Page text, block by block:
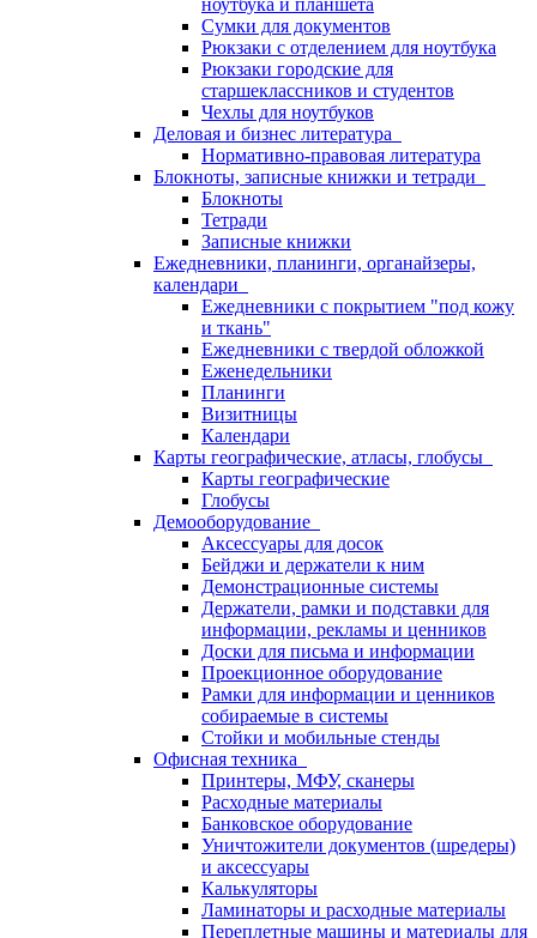
ноутбука и планшета
Сумки для документов
Рюкзаки с отделением для ноутбука
Рюкзаки городские для
старшеклассников и студентов
Чехлы для ноутбуков
Деловая и бизнес литература
Нормативно-правовая литература
Блокноты, записные книжки и тетради
Блокноты
Тетради
Записные книжки
Ежедневники, планинги, органайзеры,
календари
Ежедневники с покрытием "под кожу
и ткань"
Ежедневники с твердой обложкой
Еженедельники
Планинги
Визитницы
Календари
Карты географические, атласы, глобусы
Карты географические
Глобусы
Демооборудование
Аксессуары для досок
Бейджи и держатели к ним
Демонстрационные системы
Держатели, рамки и подставки для
информации, рекламы и ценников
Доски для письма и информации
Проекционное оборудование
Рамки для информации и ценников
собираемые в системы
Стойки и мобильные стенды
Офисная техника
Принтеры, МФУ, сканеры
Расходные материалы
Банковское оборудование
Уничтожители документов (шредеры)
и аксессуары
Калькуляторы
Ламинаторы и расходные материалы
Переплетные машины и материалы для